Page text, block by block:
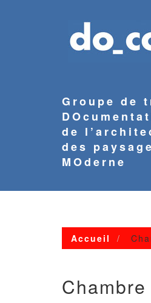
Groupe de
de
des
MOderne
NAVIGATION
PRINCIPALE
Accueil